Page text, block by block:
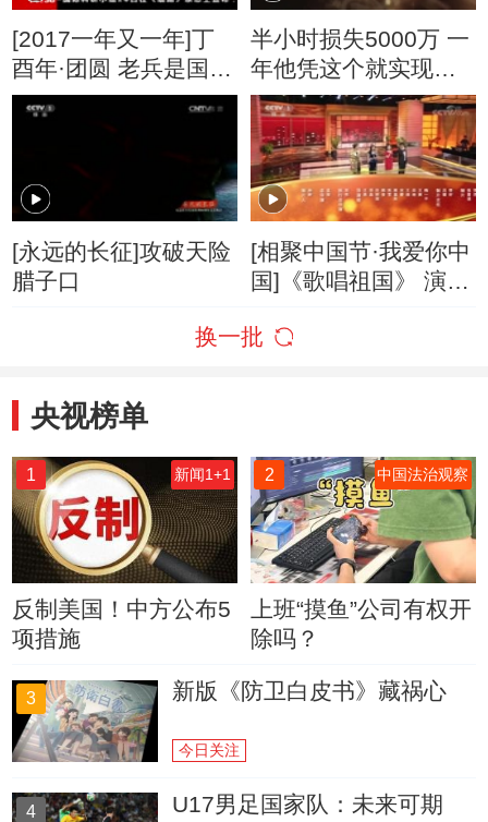
[2017一年又一年]丁
酉年·团圆 老兵是国家
宝贵的财富
半小时损失5000万 一
年他凭这个就实现财
富逆袭
[永远的长征]攻破天险
腊子口
[相聚中国节·我爱你中
国]《歌唱祖国》 演
等
换一批
央视榜单
1 新闻1+1
反制美国！中方公布5
项措施
2 中国法治观察
上班“摸鱼”公司有权开
除吗？
3 新版《防卫白皮书》藏祸心
今日关注
4 U17男足国家队：未来可期